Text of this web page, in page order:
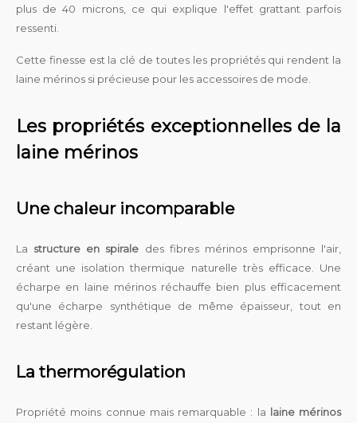
plus de 40 microns, ce qui explique l'effet grattant parfois
ressenti.
Cette finesse est la clé de toutes les propriétés qui rendent la
laine mérinos si précieuse pour les accessoires de mode.
Les propriétés exceptionnelles de la
laine mérinos
Une chaleur incomparable
La structure en spirale des fibres mérinos emprisonne l'air,
créant une isolation thermique naturelle très efficace. Une
écharpe en laine mérinos réchauffe bien plus efficacement
qu'une écharpe synthétique de même épaisseur, tout en
restant légère.
La thermorégulation
Propriété moins connue mais remarquable : la laine mérinos